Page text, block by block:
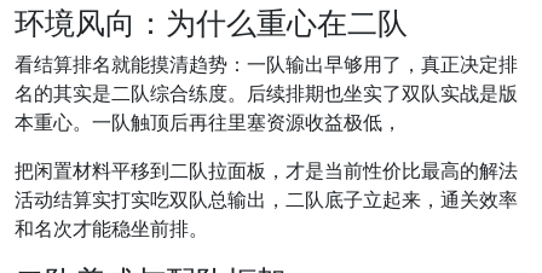
环境风向：为什么重心在二队
看结算排名就能摸清趋势：一队输出早够用了，真正决定排
名的其实是二队综合练度。后续排期也坐实了双队实战是版
本重心。一队触顶后再往里塞资源收益极低，
把闲置材料平移到二队拉面板，才是当前性价比最高的解法
活动结算实打实吃双队总输出，二队底子立起来，通关效率
和名次才能稳坐前排。